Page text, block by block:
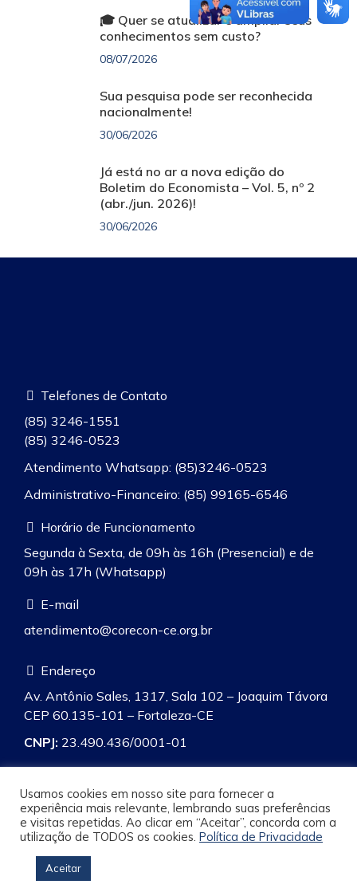
🎓 Quer se atualizar e ampliar seus
conhecimentos sem custo?
08/07/2026
Sua pesquisa pode ser reconhecida
nacionalmente!
30/06/2026
Já está no ar a nova edição do
Boletim do Economista – Vol. 5, nº 2
(abr./jun. 2026)!
30/06/2026
Telefones de Contato
(85) 3246-1551
(85) 3246-0523
Atendimento Whatsapp: (85)3246-0523
Administrativo-Financeiro: (85) 99165-6546
Horário de Funcionamento
Segunda à Sexta, de 09h às 16h (Presencial) e de
09h às 17h (Whatsapp)
E-mail
atendimento@corecon-ce.org.br
Endereço
Av. Antônio Sales, 1317, Sala 102 – Joaquim Távora
CEP 60.135-101 – Fortaleza-CE
CNPJ: 23.490.436/0001-01
Pesquisa
Usamos cookies em nosso site para fornecer a
experiência mais relevante, lembrando suas preferências
e visitas repetidas. Ao clicar em “Aceitar”, concorda com a
utilização de TODOS os cookies. Política de Privacidade
Aceitar